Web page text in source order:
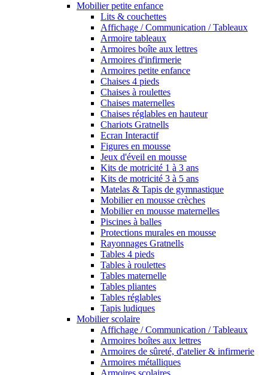
Mobilier petite enfance
Lits & couchettes
Affichage / Communication / Tableaux
Armoire tableaux
Armoires boîte aux lettres
Armoires d'infirmerie
Armoires petite enfance
Chaises 4 pieds
Chaises à roulettes
Chaises maternelles
Chaises réglables en hauteur
Chariots Gratnells
Ecran Interactif
Figures en mousse
Jeux d'éveil en mousse
Kits de motricité 1 à 3 ans
Kits de motricité 3 à 5 ans
Matelas & Tapis de gymnastique
Mobilier en mousse crèches
Mobilier en mousse maternelles
Piscines à balles
Protections murales en mousse
Rayonnages Gratnells
Tables 4 pieds
Tables à roulettes
Tables maternelle
Tables pliantes
Tables réglables
Tapis ludiques
Mobilier scolaire
Affichage / Communication / Tableaux
Armoires boîtes aux lettres
Armoires de sûreté, d'atelier & infirmerie
Armoires métalliques
Armoires scolaires